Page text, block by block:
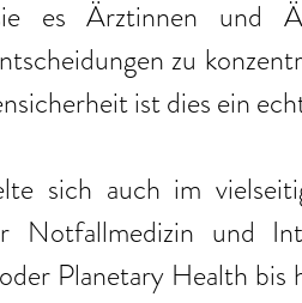
es Ärztinnen und
zu
ist dies ein
sich auch im
Notfallmedizin und
Planetary Health bis